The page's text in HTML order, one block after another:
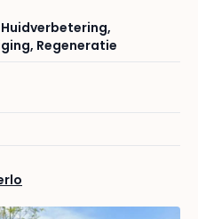
Huidverbetering,
, Regeneratie